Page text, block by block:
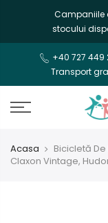
continut
Campaniile
stocului
+40 727 449
Transport
Acasa
Bicicletă
Claxon Vintage,